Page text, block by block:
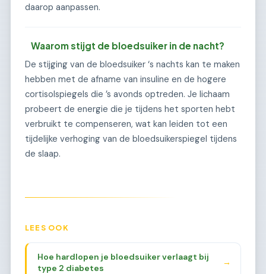
daarop aanpassen.
Waarom stijgt de bloedsuiker in de nacht?
De stijging van de bloedsuiker ‘s nachts kan te maken
hebben met de afname van insuline en de hogere
cortisolspiegels die ’s avonds optreden. Je lichaam
probeert de energie die je tijdens het sporten hebt
verbruikt te compenseren, wat kan leiden tot een
tijdelijke verhoging van de bloedsuikerspiegel tijdens
de slaap.
LEES OOK
Hoe hardlopen je bloedsuiker verlaagt bij
type 2 diabetes
→